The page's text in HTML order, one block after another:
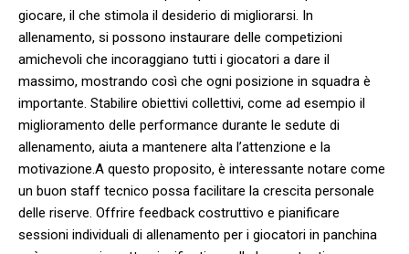
giocare, ‍il che stimola il desiderio di⁣ migliorarsi. In
‍allenamento, si⁢ possono instaurare ‍delle competizioni
⁢amichevoli che incoraggiano ⁢tutti i giocatori a ‍dare il
massimo, mostrando così che ogni posizione in squadra è
importante. Stabilire obiettivi collettivi, come ad esempio il
⁢miglioramento delle performance durante le ⁢sedute ​di
allenamento, aiuta a mantenere alta l’attenzione ‌e ⁢la
motivazione.A questo ​proposito, è interessante notare⁢ come
⁤un buon ‌staff tecnico‍ possa facilitare la crescita personale
delle riserve. Offrire feedback​ costruttivo e pianificare
sessioni individuali di ​allenamento per i giocatori in panchina